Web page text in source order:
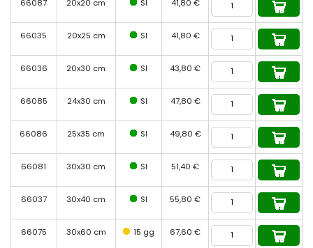
66087 20x20 cm SI 41,80 €
66035 20x25 cm SI 41,80 €
66036 20x30 cm SI 43,80 €
66085 24x30 cm SI 47,80 €
66086 25x35 cm SI 49,80 €
66081 30x30 cm SI 51,40 €
66037 30x40 cm SI 55,80 €
66075 30x60 cm 15 gg 67,60 €